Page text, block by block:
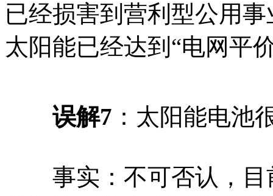
已经损害到营利型公用
太阳能已经达到“电网平
误解7 ：太阳能电池
事实：不可否认，目